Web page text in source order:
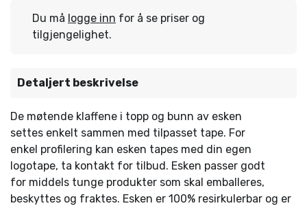
Du må logge inn for å se priser og
tilgjengelighet.
Detaljert beskrivelse
De møtende klaffene i topp og bunn av esken
settes enkelt sammen med tilpasset tape. For
enkel profilering kan esken tapes med din egen
logotape, ta kontakt for tilbud. Esken passer godt
for middels tunge produkter som skal emballeres,
beskyttes og fraktes. Esken er 100% resirkulerbar og er